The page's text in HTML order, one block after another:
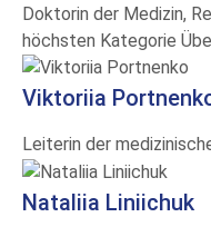
Doktorin der Medizin,
höchsten Kategorie
Viktoriia
Leiterin der
Nataliia Liniichuk